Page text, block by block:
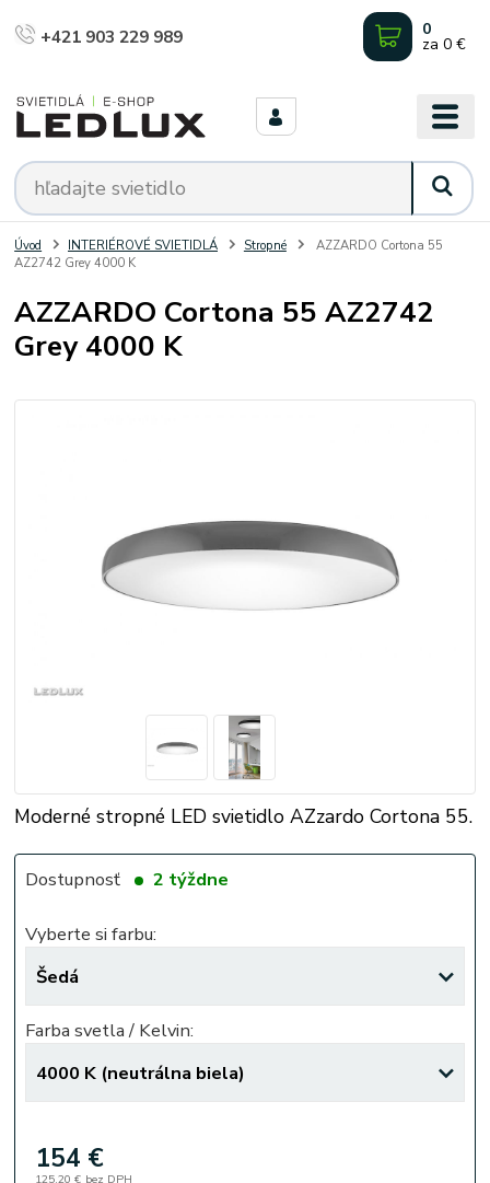
+421 903 229 989 0
za 0 €
Úvod INTERIÉROVÉ SVIETIDLÁ Stropné
AZZARDO Cortona 55
AZ2742 Grey 4000 K
AZZARDO Cortona 55 AZ2742
Grey 4000 K
Moderné stropné LED svietidlo AZzardo Cortona 55.
Dostupnosť 2 týždne
Vyberte si farbu:
Farba svetla / Kelvin:
154 €
125,20 € bez DPH